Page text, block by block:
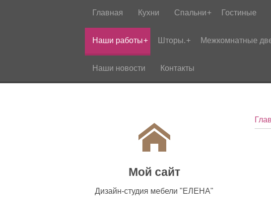
Главная Кухни Спальни Гостиные
Наши работы Шторы. Межкомнатные
Наши новости Контакты
Мой сайт
Дизайн-студия мебели "ЕЛЕНА"